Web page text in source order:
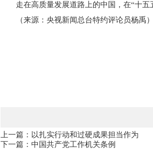
走在高质量发展道路上的中国，在“十
（来源：央视新闻总台特约评论员杨禹
上一篇：以扎实行动和过硬成果担当作为
下一篇：中国共产党工作机关条例